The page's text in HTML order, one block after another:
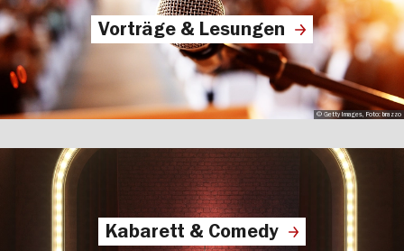
Vorträge & Lesungen
© Getty Images, Foto: brazzo
Kabarett & Comedy